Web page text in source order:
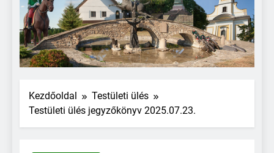
Kezdőoldal
Testületi ülés
Testületi ülés jegyzőkönyv 2025.07.23.